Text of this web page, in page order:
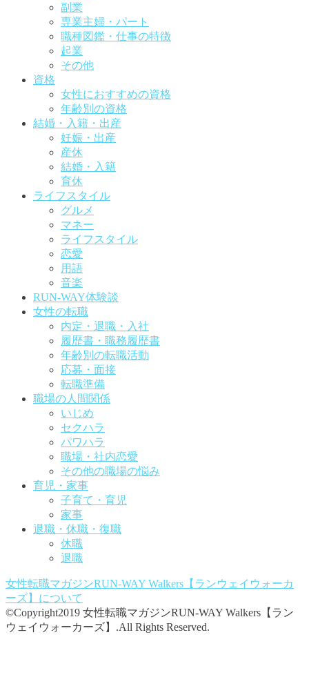
副業
専業主婦・パート
職種図鑑・仕事の特徴
起業
その他
資格
女性におすすめの資格
年齢別の資格
結婚・入籍・出産
妊娠・出産
産休
結婚・入籍
育休
ライフスタイル
グルメ
マネー
ライフスタイル
恋愛
用語
音楽
RUN-WAY体験談
女性の転職
内定・退職・入社
履歴書・職務履歴書
年齢別の転職活動
応募・面接
転職準備
職場の人間関係
いじめ
セクハラ
パワハラ
職場・社内恋愛
その他の職場の悩み
育児・家事
子育て・育児
家事
退職・休職・復職
休職
退職
女性転職マガジンRUN-WAY Walkers【ランウェイウォーカ
ーズ】 について
©Copyright2019 女性転職マガジンRUN-WAY Walkers【ラン
ウェイウォーカーズ】.All Rights Reserved.